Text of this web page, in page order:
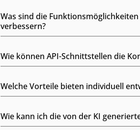
Was sind die
verbessern?
Wie können API-Schnittstellen die
Welche Vorteile bieten individuell
Wie kann ich die von der KI